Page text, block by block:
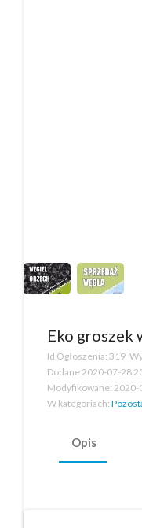
Eko groszek
Id Ogłoszenia: 319
Dodane2020-07-28
Modyfikowane: 2020-
W kategoriach:
Opis